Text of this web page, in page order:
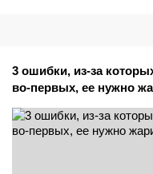
3 ошибки, из-за
во-первых, ее нужно